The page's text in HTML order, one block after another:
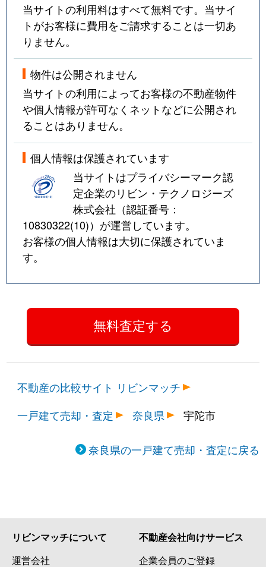
当サイトの利用料はすべて無料です。当サイ
トがお客様に費用をご請求することは一切あ
りません。
物件は公開されません
当サイトの利用によってお客様の不動産物件
や個人情報が許可なくネットなどに公開され
ることはありません。
個人情報は保護されています
当サイトはプライバシーマーク認
定企業のリビン・テクノロジーズ
株式会社（認証番号：
10830322(10)）が運営しています。
お客様の個人情報は大切に保護されていま
す。
不動産の比較サイト リビンマッチ
一戸建て売却・査定
奈良県 宇陀市
奈良県の一戸建て売却・査定に戻る
リビンマッチについて
運営会社
不動産会社向けサービス
企業会員のご登録